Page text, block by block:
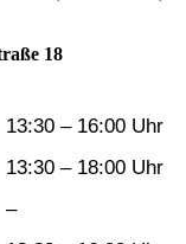
18
13:30 – 16:00 Uhr
13:30 – 18:00 Uhr
–